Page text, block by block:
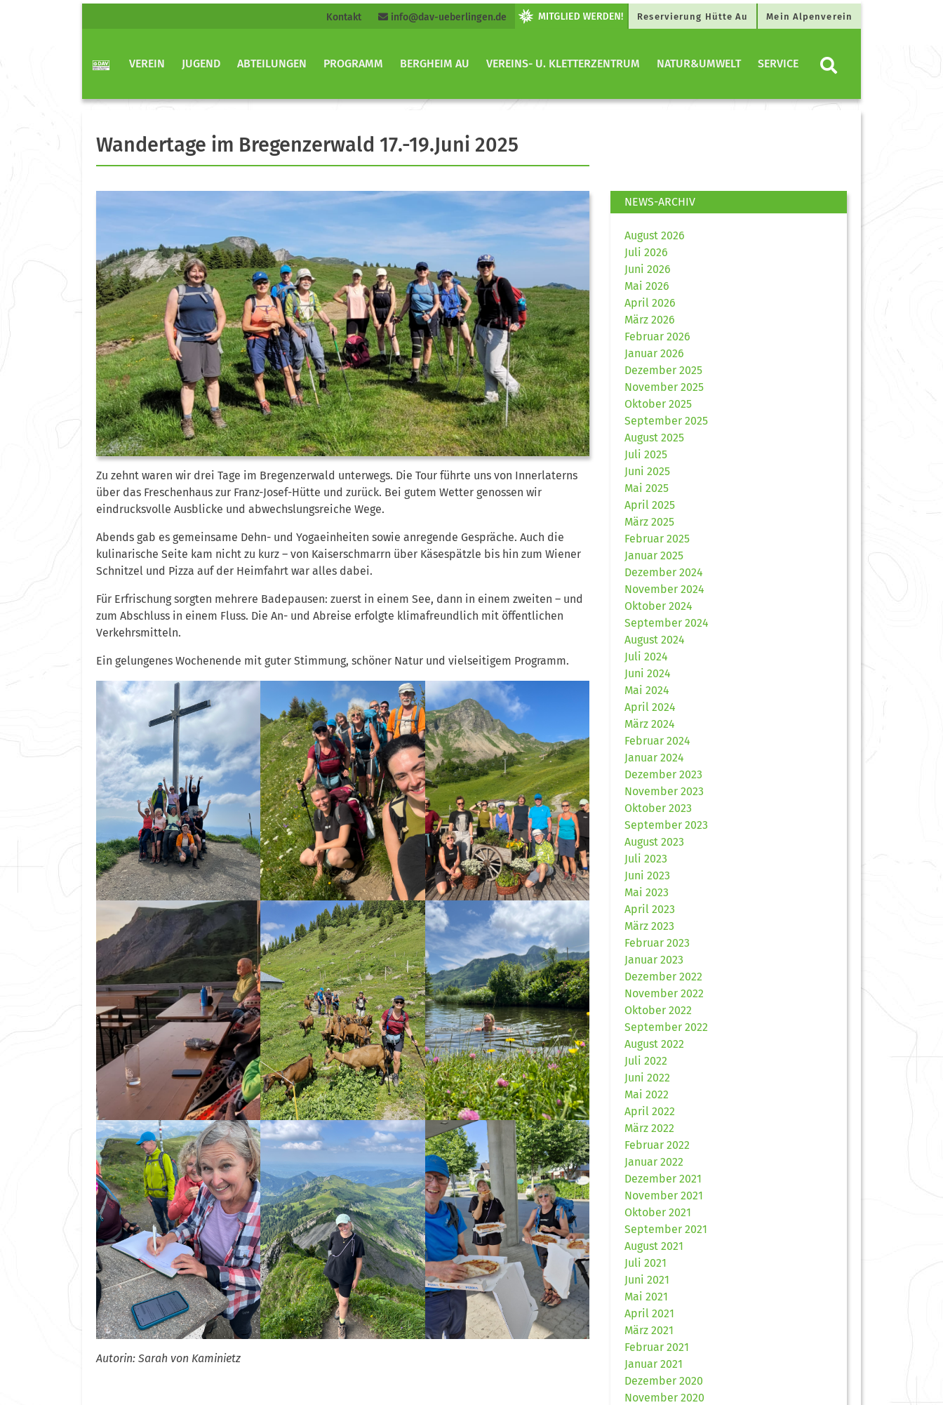
Kontakt info@dav-ueberlingen.de Reservierung Hütte Au Mein Alpenverein
VEREIN JUGEND ABTEILUNGEN PROGRAMM BERGHEIM AU VEREINS- U. KLETTERZENTRUM NATUR&UMWELT SERVICE
Wandertage im Bregenzerwald 17.-19.Juni 2025
Zu zehnt waren wir drei Tage im Bregenzerwald unterwegs. Die Tour führte uns von Innerlaterns
über das Freschenhaus zur Franz-Josef-Hütte und zurück. Bei gutem Wetter genossen wir
eindrucksvolle Ausblicke und abwechslungsreiche Wege.
Abends gab es gemeinsame Dehn- und Yogaeinheiten sowie anregende Gespräche. Auch die
kulinarische Seite kam nicht zu kurz – von Kaiserschmarrn über Käsespätzle bis hin zum Wiener
Schnitzel und Pizza auf der Heimfahrt war alles dabei.
Für Erfrischung sorgten mehrere Badepausen: zuerst in einem See, dann in einem zweiten – und
zum Abschluss in einem Fluss. Die An- und Abreise erfolgte klimafreundlich mit öffentlichen
Verkehrsmitteln.
Ein gelungenes Wochenende mit guter Stimmung, schöner Natur und vielseitigem Programm.
Autorin: Sarah von Kaminietz
NEWS-ARCHIV
August 2026
Juli 2026
Juni 2026
Mai 2026
April 2026
März 2026
Februar 2026
Januar 2026
Dezember 2025
November 2025
Oktober 2025
September 2025
August 2025
Juli 2025
Juni 2025
Mai 2025
April 2025
März 2025
Februar 2025
Januar 2025
Dezember 2024
November 2024
Oktober 2024
September 2024
August 2024
Juli 2024
Juni 2024
Mai 2024
April 2024
März 2024
Februar 2024
Januar 2024
Dezember 2023
November 2023
Oktober 2023
September 2023
August 2023
Juli 2023
Juni 2023
Mai 2023
April 2023
März 2023
Februar 2023
Januar 2023
Dezember 2022
November 2022
Oktober 2022
September 2022
August 2022
Juli 2022
Juni 2022
Mai 2022
April 2022
März 2022
Februar 2022
Januar 2022
Dezember 2021
November 2021
Oktober 2021
September 2021
August 2021
Juli 2021
Juni 2021
Mai 2021
April 2021
März 2021
Februar 2021
Januar 2021
Dezember 2020
November 2020